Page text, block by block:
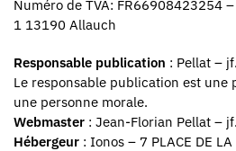
Numéro de TVA: FR66908423254
1 13190 Allauch
Responsable publication : Pellat –
Le responsable publication est une
une personne morale.
Webmaster : Jean-Florian Pellat –
Hébergeur : Ionos – 7 PLACE DE